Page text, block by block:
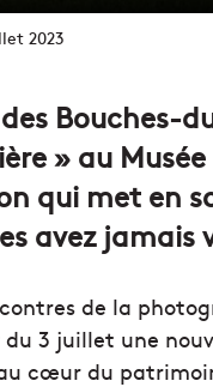
2023
Bouches-
» au
qui met en
avez jamais
de la
3 juillet une
cœur du